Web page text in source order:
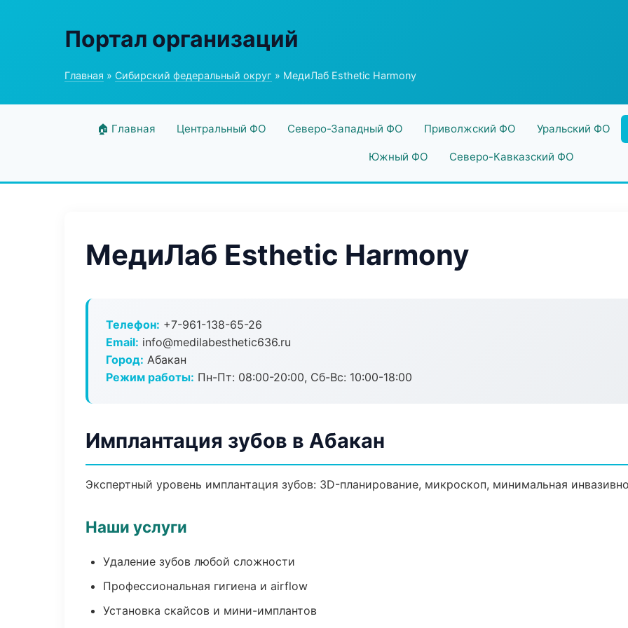
Портал организаций
Главная » Сибирский федеральный округ » МедиЛаб Esthetic Harmony
🏠 Главная Центральный ФО Северо-Западный ФО Приволжский ФО Уральский ФО
Южный ФО Северо-Кавказский ФО
МедиЛаб Esthetic Harmony
Телефон: +7-961-138-65-26
Email: info@medilabesthetic636.ru
Город: Абакан
Режим работы: Пн-Пт: 08:00-20:00, Сб-Вс: 10:00-18:00
Имплантация зубов в Абакан
Экспертный уровень имплантация зубов: 3D-планирование, микроскоп, минимальная
Наши услуги
Удаление зубов любой сложности
Профессиональная гигиена и airflow
Установка скайсов и мини-имплантов